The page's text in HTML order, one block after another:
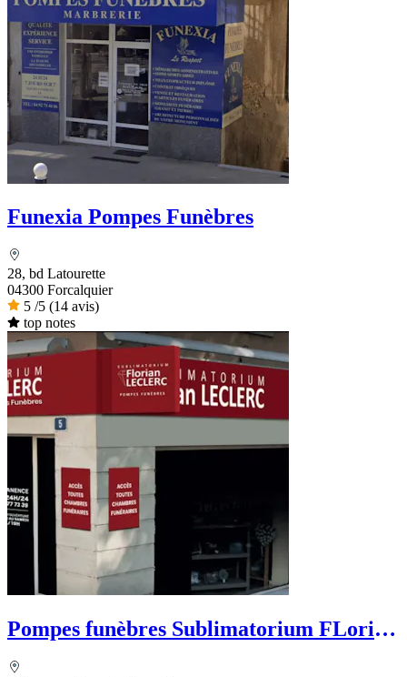
Funexia Pompes Funèbres
28, bd Latourette
04300 Forcalquier
5 /5 (14 avis)
top notes
Pompes funèbres Sublimatorium FLorian